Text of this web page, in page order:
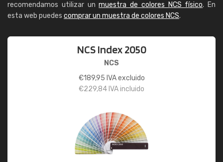
recomendamos utilizar unmuestra de colores NCS físico. En
esta web puedes comprar un muestra de colores NCS.
NCS Index 2050
NCS
€189,95 IVA excluido
€229,84 IVA incluido